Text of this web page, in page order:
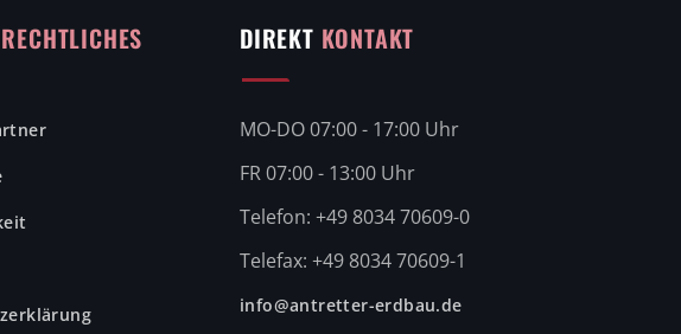
RECHTLICHES DIREKT KONTAKT
MO-DO 07:00 - 17:00 Uhr
FR 07:00 - 13:00 Uhr
Telefon: +49 8034 70609-0
Telefax: +49 8034 70609-1
info@antretter-erdbau.de